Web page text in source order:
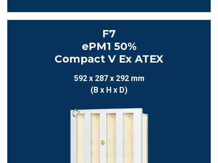
F7
ePM1 50%
Compact V Ex ATEX
592 x 287 x 292 mm
(B x H x D)